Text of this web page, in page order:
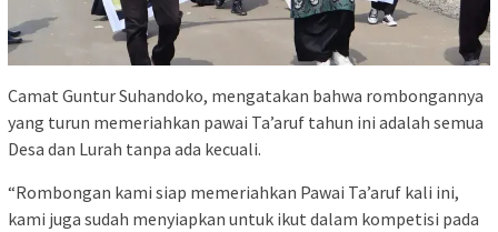
Camat Guntur Suhandoko, mengatakan bahwa rombongannya
yang turun memeriahkan pawai Ta’aruf tahun ini adalah semua
Desa dan Lurah tanpa ada kecuali.
“Rombongan kami siap memeriahkan Pawai Ta’aruf kali ini,
kami juga sudah menyiapkan untuk ikut dalam kompetisi pada